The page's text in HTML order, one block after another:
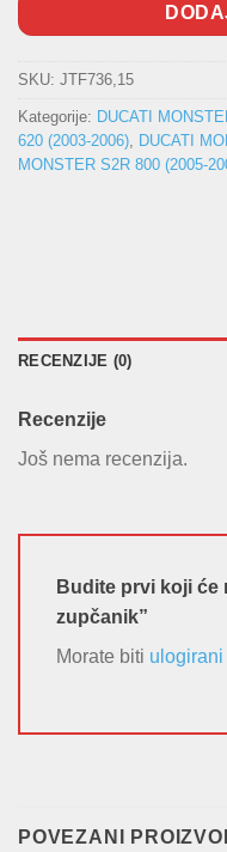
SKU: JTF736,15
Kategorije: DUCATI
620 (2003-2006) DUCATI
MONSTER S2R 800 (2005-
RECENZIJE (0)
Recenzije
Još nema recenzija.
Budite prvi koji će
zupčanik”
Morate biti ulogirani
POVEZANI